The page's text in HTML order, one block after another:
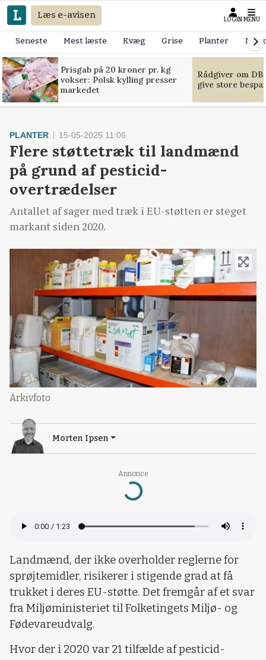
Læs e-avisen LOGIN MENU
Seneste Mest læste Kvæg Grise Planter
Prisgab på 20 kroner pr. kg
vokser: Polsk kylling presser
markedet
Rådgiver om
give store
Annonce
Loading...
PLANTER 15-05-2025 11:06
Flere støttetræk til landmænd
på grund af pesticid-
overtrædelser
Antallet af sager med træk i EU-støtten er steget
markant siden 2020.
Arkivfoto
Morten Ipsen
Landmænd, der ikke overholder reglerne for
sprøjtemidler, risikerer i stigende grad at få
trukket i deres EU-støtte. Det fremgår af et svar
fra Miljøministeriet til Folketingets Miljø- og
Fødevareudvalg.
Hvor der i 2020 var 21 tilfælde af pesticid-